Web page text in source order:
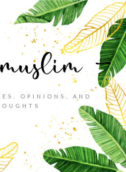
OPINIONS, AND